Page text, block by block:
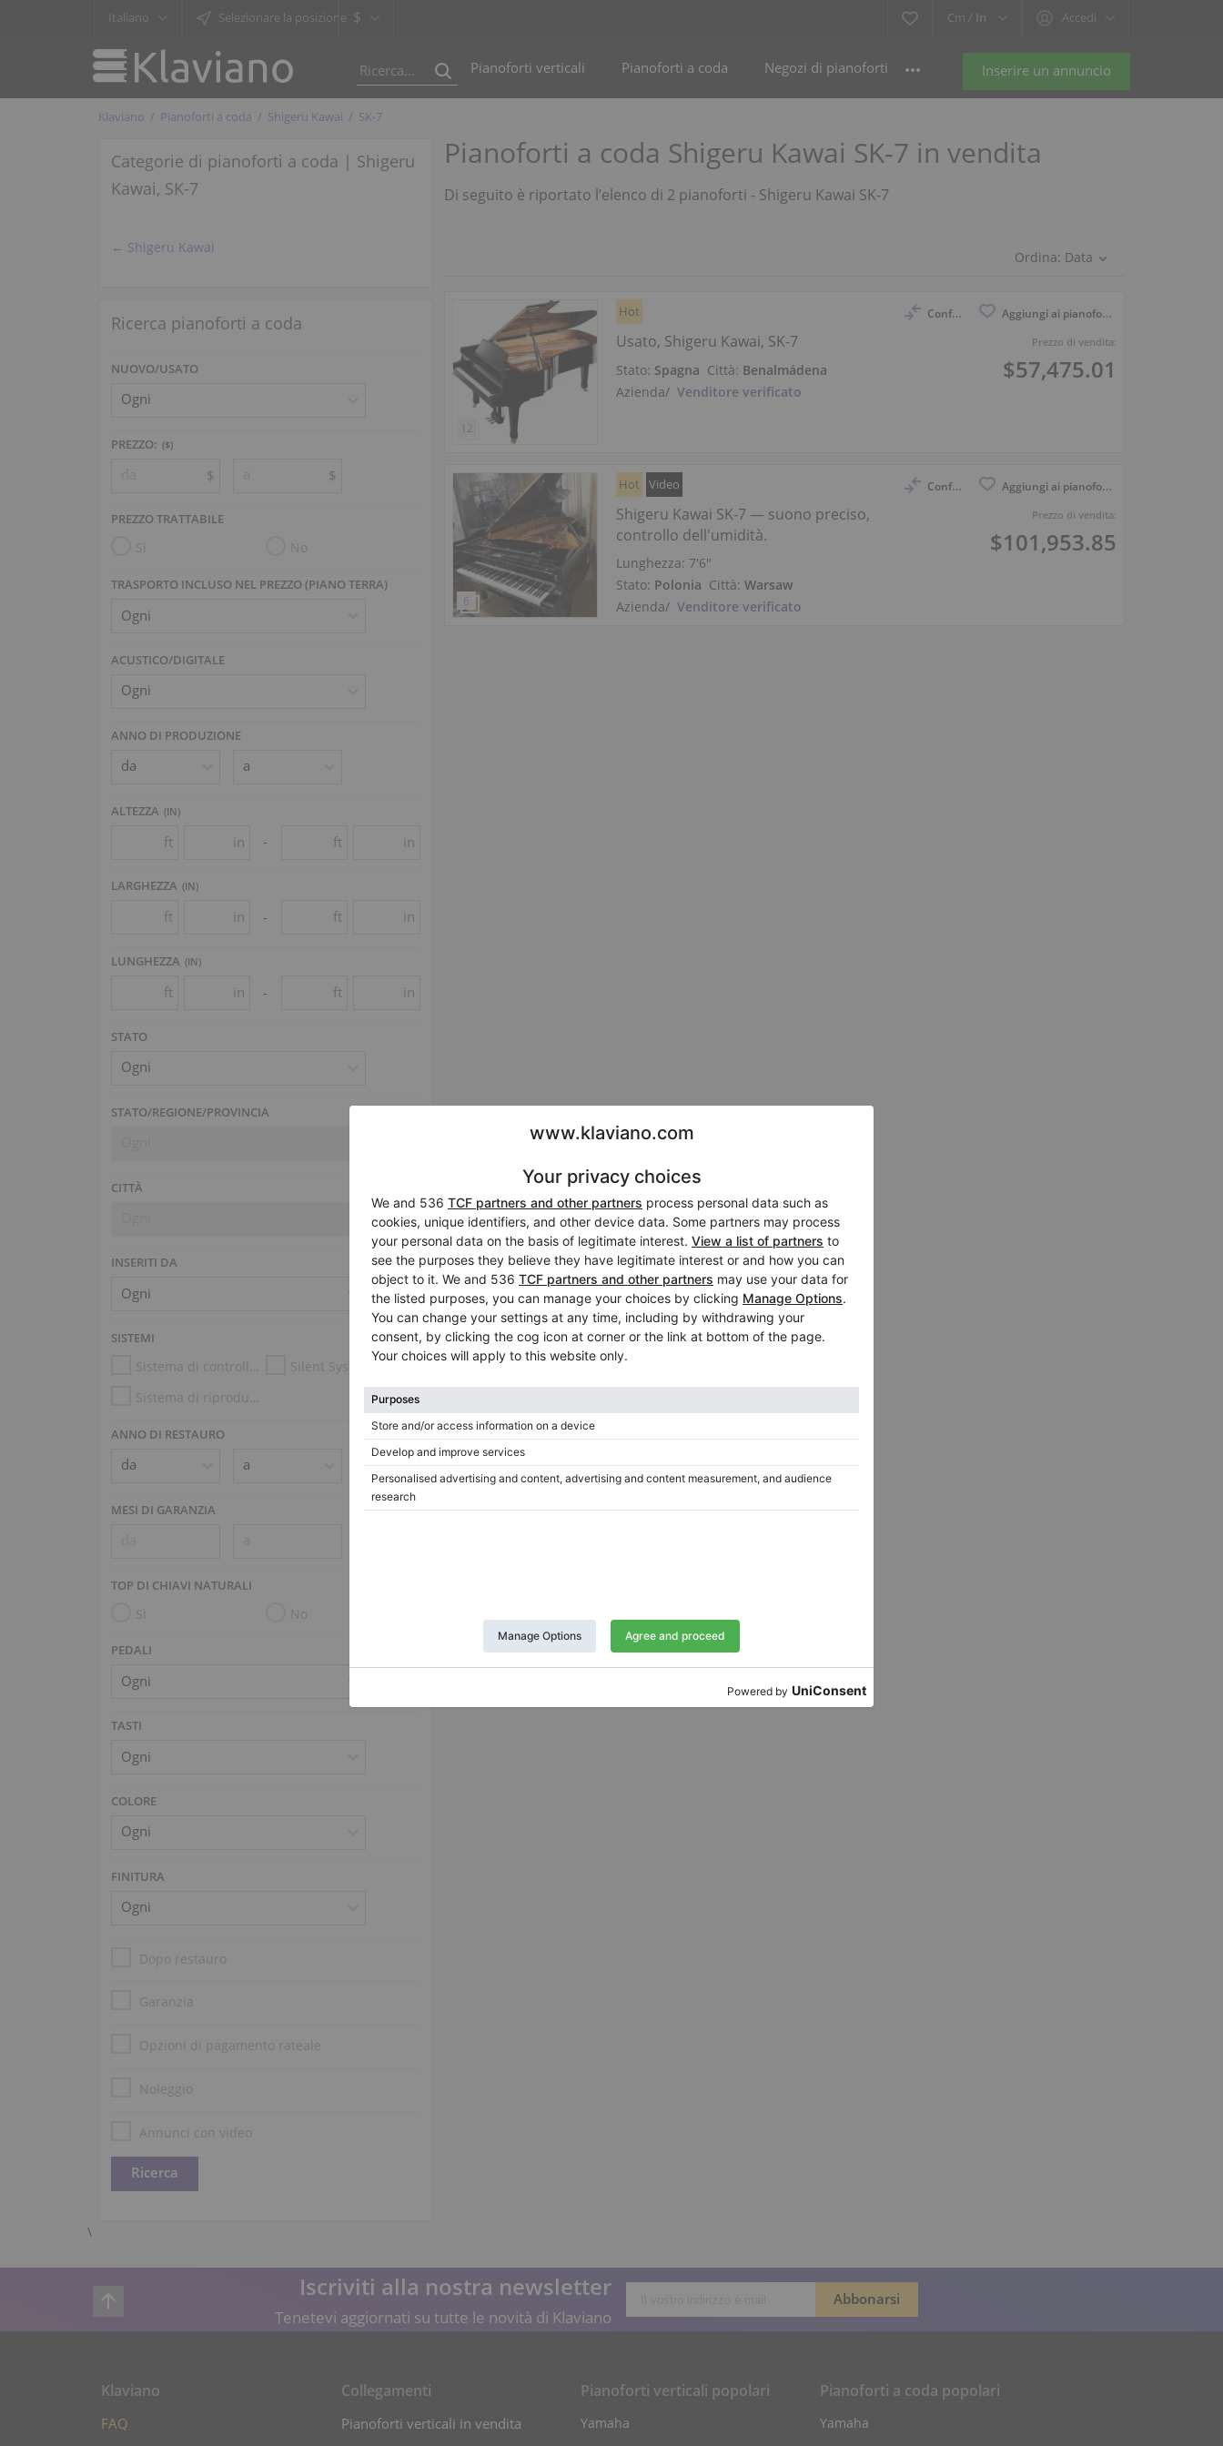
Italiano Selezionare la posizione $ Cm / In Accedi
Inserire un annuncio
Pianoforti verticali Pianoforti a coda Negozi di pianoforti
Klaviano Pianoforti a coda Shigeru Kawai SK-7
Categorie di pianoforti a coda | Shigeru
Kawai, SK-7
← Shigeru Kawai
Ricerca pianoforti a coda
NUOVO/USATO
PREZZO: ($)
$ $
PREZZO TRATTABILE
Sì No
TRASPORTO INCLUSO NEL PREZZO (PIANO TERRA)
ACUSTICO/DIGITALE
ANNO DI PRODUZIONE
ALTEZZA (IN)
ft in - ft in
LARGHEZZA (IN)
ft in - ft in
LUNGHEZZA (IN)
ft in - ft in
STATO
Ogni
STATO/REGIONE/PROVINCIA
CITTÀ
INSERITI DA
SISTEMI
Sistema di controllo dell’umidità
Silent System
Sistema di riproduzione (es. Disklavier, PianoDisc)
ANNO DI RESTAURO
MESI DI GARANZIA
TOP DI CHIAVI NATURALI
Sì No
PEDALI
TASTI
COLORE
FINITURA
Dopo restauro
Garanzia
Opzioni di pagamento rateale
Noleggio
Annunci con video
\
Pianoforti a coda Shigeru Kawai SK-7 in vendita
Di seguito è riportato l’elenco di 2 pianoforti - Shigeru Kawai SK-7
Ordina: Data
Confronto Aggiungi ai pianoforti osservati
Prezzo di vendita:
$57,475.01
Hot
Usato, Shigeru Kawai, SK-7
Stato: Spagna Città: Benalmádena
Azienda/ Venditore verificato
Confronto Aggiungi ai pianoforti osservati
Prezzo di vendita:
$101,953.85
Hot Video
Shigeru Kawai SK-7 — suono preciso,
controllo dell'umidità.
Lunghezza: 7′6″
Stato: Polonia Città:Warsaw
Azienda/ Venditore verificato
Iscriviti alla nostra newsletter
Tenetevi aggiornati su tutte le novità di Klaviano
Klaviano
FAQ
Collegamenti
Pianoforti verticali in vendita
Pianoforti verticali popolari
Yamaha
Pianoforti a coda popolari
Yamaha